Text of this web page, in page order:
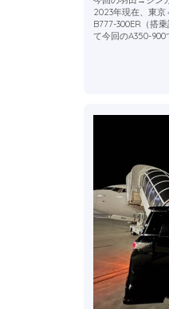
2023年現在、東京
B777-300ER（搭
て今回のA350-900